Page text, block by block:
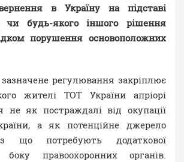
в Україну на підставі
чи будь-якого іншого рішення
порушення основоположних
регулювання закріплює
жителі ТОТ України апріорі
не як постраждалі від окупації
а як потенційне джерело
що потребують додаткової
правоохоронних органів.